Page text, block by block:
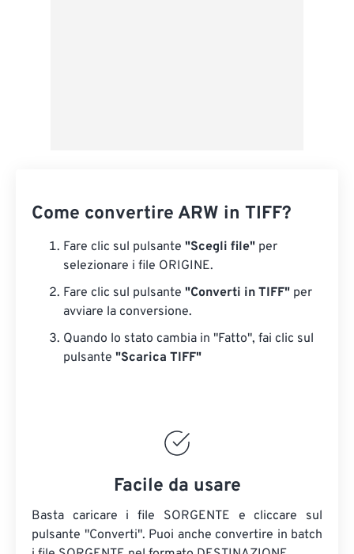
Come convertire ARW in TIFF?
Fare clic sul pulsante "Scegli file" per
selezionare i file ORIGINE.
Fare clic sul pulsante "Converti in TIFF" per
avviare la conversione.
Quando lo stato cambia in "Fatto", fai clic sul
pulsante "Scarica TIFF"
Facile da usare
Basta caricare i file SORGENTE e cliccare sul
pulsante "Converti". Puoi anche convertire in batch